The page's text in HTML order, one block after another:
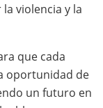
violencia y la
que cada
oportunidad de
un futuro en